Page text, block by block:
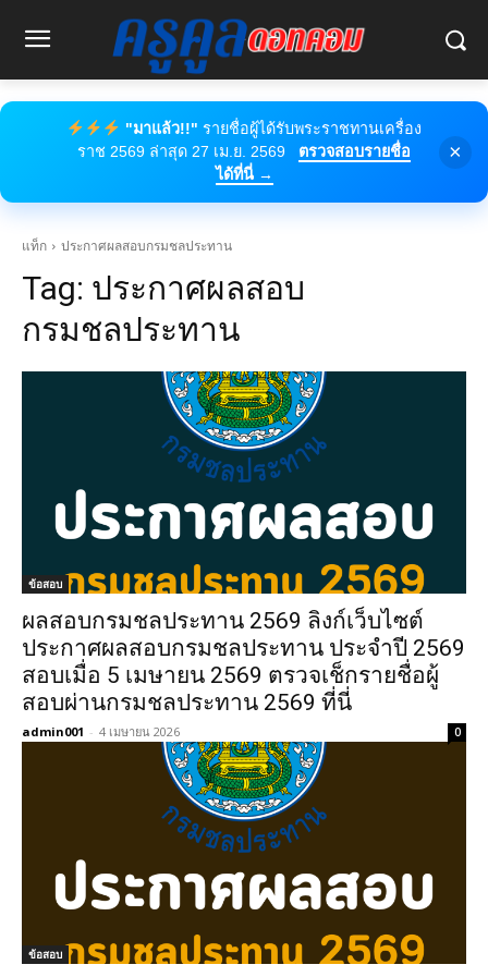
"มาแล้ว!!" รายชื่อผู้ได้รับพระราชทานเครื่อง
ราช 2569 ล่าสุด 27 เม.ย. 2569
ตรวจสอบรายชื่อ
ได้ที่นี่ →
×
แท็ก ประกาศผลสอบกรมชลประทาน
Tag: ประกาศผลสอบ
กรมชลประทาน
ข้อสอบ
ผลสอบกรมชลประทาน 2569 ลิงก์เว็บไซต์
ประกาศผลสอบกรมชลประทาน ประจำปี 2569
สอบเมื่อ 5 เมษายน 2569 ตรวจเช็กรายชื่อผู้
สอบผ่านกรมชลประทาน 2569 ที่นี่
admin001 - 4 เมษายน 2026 0
ข้อสอบ